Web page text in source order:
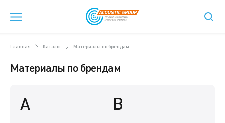
Главная Каталог Материалы по брендам
Материалы по брендам
А В